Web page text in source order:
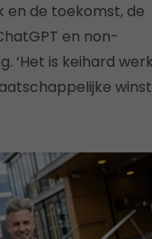
en de toekomst, de
en non-
‘Het is keihard